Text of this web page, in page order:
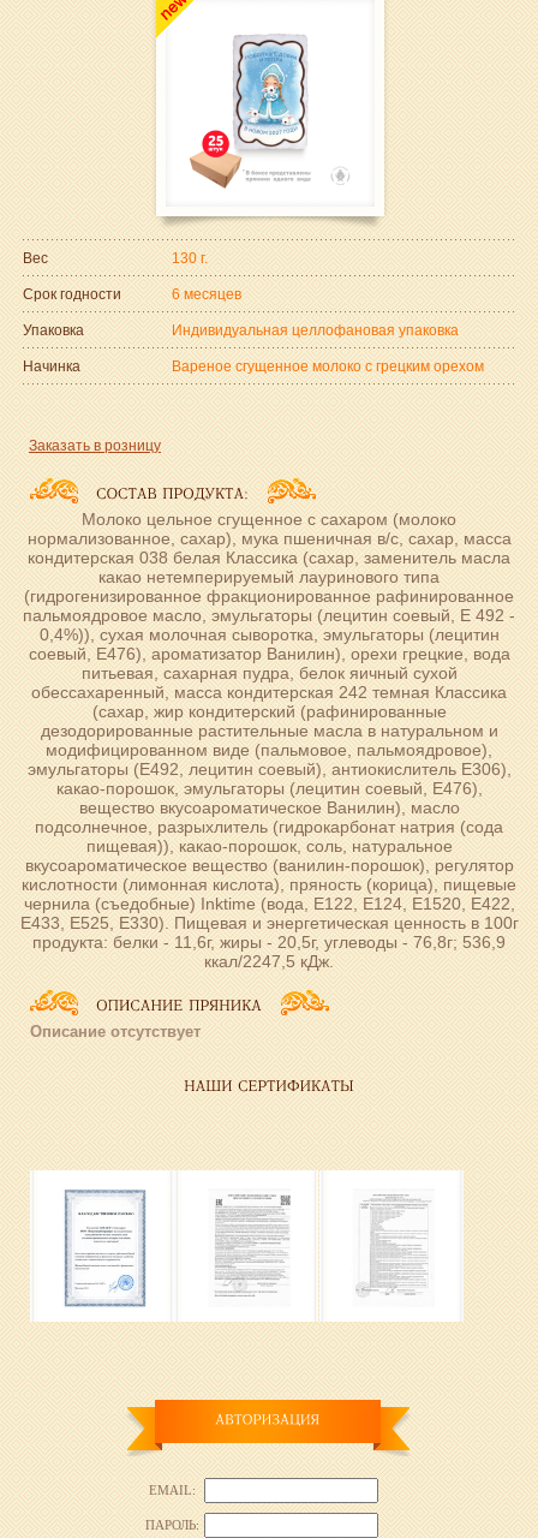
Вес 130 г.
Срок годности 6 месяцев
Упаковка Индивидуальная целлофановая упаковка
Начинка Вареное сгущенное молоко с грецким орехом
Заказать в розницу
Молоко цельное сгущенное с сахаром (молоко
нормализованное, сахар), мука пшеничная в/с, сахар, масса
кондитерская 038 белая Классика (сахар, заменитель масла
какао нетемперируемый лауринового типа
(гидрогенизированное фракционированное рафинированное
пальмоядровое масло, эмульгаторы (лецитин соевый, Е 492 -
0,4%)), сухая молочная сыворотка, эмульгаторы (лецитин
соевый, Е476), ароматизатор Ванилин), орехи грецкие, вода
питьевая, сахарная пудра, белок яичный сухой
обессахаренный, масса кондитерская 242 темная Классика
(сахар, жир кондитерский (рафинированные
дезодорированные растительные масла в натуральном и
модифицированном виде (пальмовое, пальмоядровое),
эмульгаторы (Е492, лецитин соевый), антиокислитель Е306),
какао-порошок, эмульгаторы (лецитин соевый, Е476),
вещество вкусоароматическое Ванилин), масло
подсолнечное, разрыхлитель (гидрокарбонат натрия (сода
пищевая)), какао-порошок, соль, натуральное
вкусоароматическое вещество (ванилин-порошок), регулятор
кислотности (лимонная кислота), пряность (корица), пищевые
чернила (съедобные) Inktime (вода, Е122, Е124, Е1520, Е422,
Е433, Е525, Е330). Пищевая и энергетическая ценность в 100г
продукта: белки - 11,6г, жиры - 20,5г, углеводы - 76,8г; 536,9
ккал/2247,5 кДж.
Описание отсутствует
EMAIL:
ПАРОЛЬ: